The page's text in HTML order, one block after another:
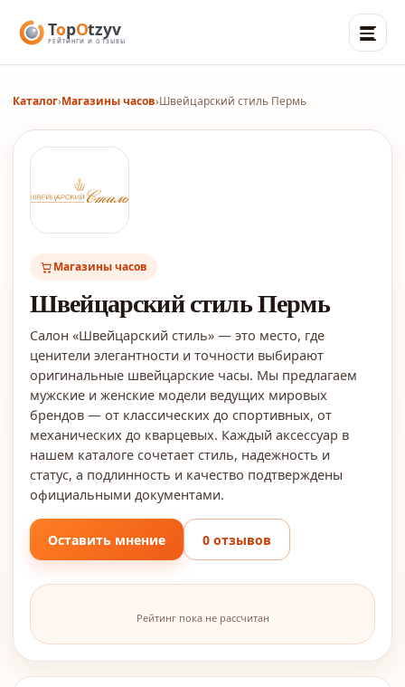
Каталог›Магазины часов›Швейцарский стиль Пермь
Магазины часов
Швейцарский стиль Пермь
Салон «Швейцарский стиль» — это место, где
ценители элегантности и точности выбирают
оригинальные швейцарские часы. Мы предлагаем
мужские и женские модели ведущих мировых
брендов — от классических до спортивных, от
механических до кварцевых. Каждый аксессуар в
нашем каталоге сочетает стиль, надежность и
статус, а подлинность и качество подтверждены
официальными документами.
Оставить мнение 0 отзывов
Рейтинг пока не рассчитан